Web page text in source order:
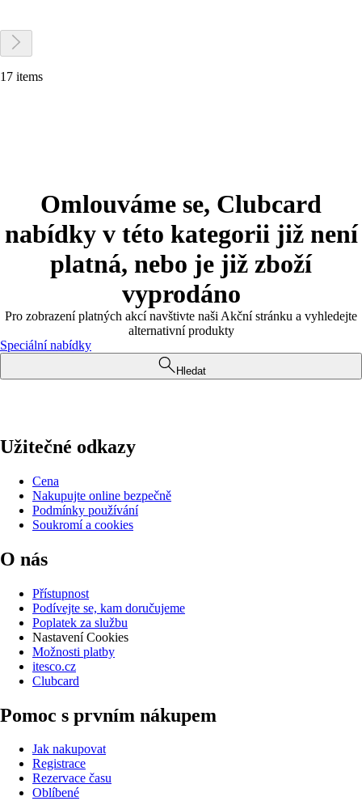
17 items
Omlouváme se, Clubcard
nabídky v této kategorii již není
platná, nebo je již zboží
vyprodáno
Pro zobrazení platných akcí navštivte naši Akční stránku a vyhledejte
alternativní produkty
Speciální nabídky
Hledat
Užitečné odkazy
Cena
Nakupujte online bezpečně
Podmínky používání
Soukromí a cookies
O nás
Přístupnost
Podívejte se, kam doručujeme
Poplatek za službu
Nastavení Cookies
Možnosti platby
itesco.cz
Clubcard
Pomoc s prvním nákupem
Jak nakupovat
Registrace
Rezervace času
Oblíbené